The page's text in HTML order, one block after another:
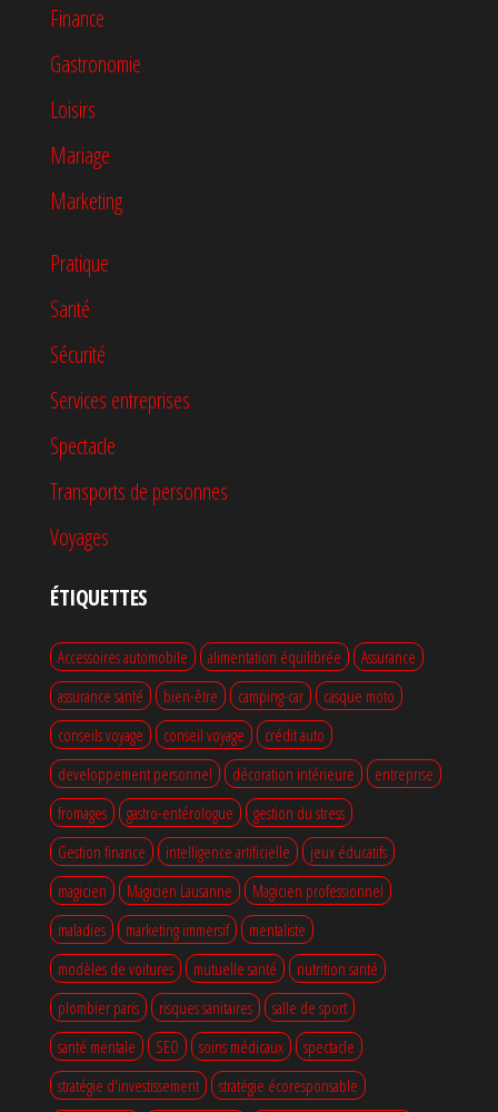
Finance
Gastronomie
Loisirs
Mariage
Marketing
Pratique
Santé
Sécurité
Services entreprises
Spectacle
Transports de personnes
Voyages
ÉTIQUETTES
Accessoires automobile alimentation équilibrée
Assurance
assurance santé
bien-être camping-car
casque moto
conseils voyage
conseil voyage
crédit auto
developpement personnel
décoration intérieure
entreprise
fromages
gastro-entérologue
gestion du stress
Gestion finance
intelligence artificielle
jeux éducatifs
magicien
Magicien Lausanne
Magicien professionnel
maladies
marketing immersif
mentaliste
modèles de voitures
mutuelle santé
nutrition santé
plombier paris
risques sanitaires
salle de sport
santé mentale
SEO soins médicaux
spectacle
stratégie d'investissement
stratégie écoresponsable